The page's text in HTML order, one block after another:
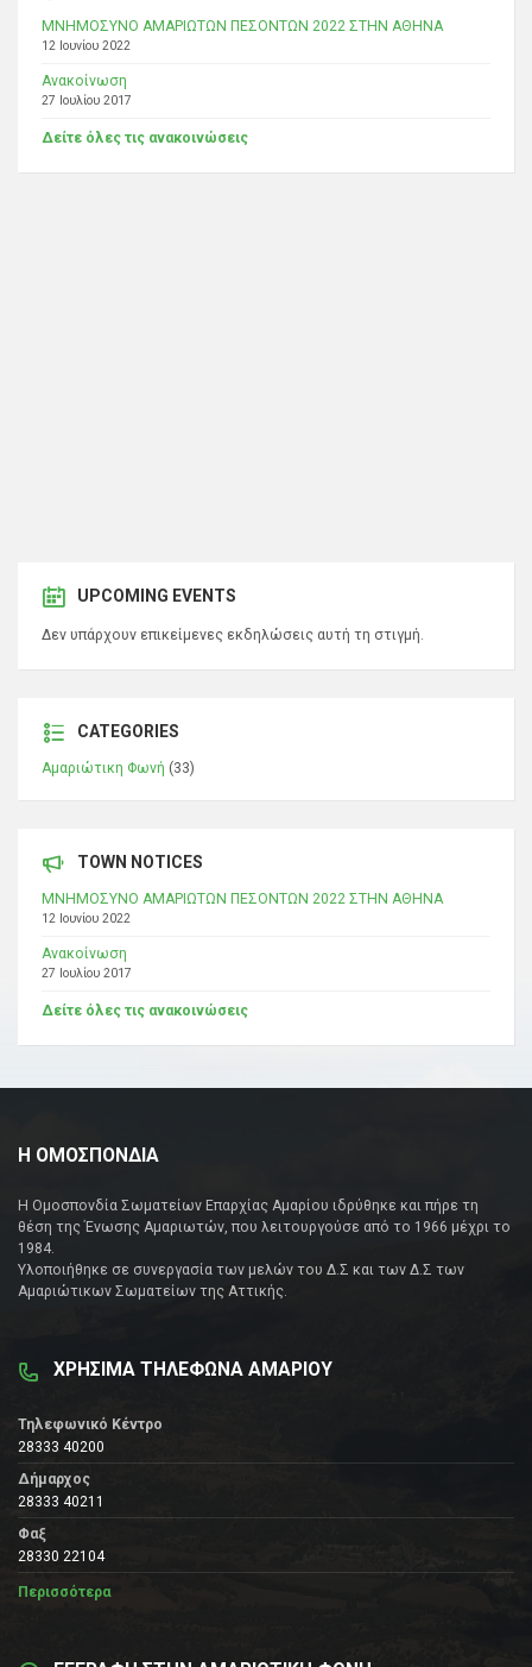
ΜΝΗΜΟΣΥΝΟ ΑΜΑΡΙΩΤΩΝ ΠΕΣΟΝΤΩΝ 2022 ΣΤΗΝ ΑΘΗΝΑ
12 Ιουνίου 2022
Ανακοίνωση
27 Ιουλίου 2017
Δείτε όλες τις ανακοινώσεις
UPCOMING EVENTS
Δεν υπάρχουν επικείμενες εκδηλώσεις αυτή τη στιγμή.
CATEGORIES
Αμαριώτικη Φωνή (33)
TOWN NOTICES
ΜΝΗΜΟΣΥΝΟ ΑΜΑΡΙΩΤΩΝ ΠΕΣΟΝΤΩΝ 2022 ΣΤΗΝ ΑΘΗΝΑ
12 Ιουνίου 2022
Ανακοίνωση
27 Ιουλίου 2017
Δείτε όλες τις ανακοινώσεις
Η ΟΜΟΣΠΟΝΔΙΑ
Η Ομοσπονδία Σωματείων Επαρχίας Αμαρίου ιδρύθηκε και πήρε τη
θέση της Ένωσης Αμαριωτών, που λειτουργούσε από το 1966 μέχρι το
1984.
Υλοποιήθηκε σε συνεργασία των μελών του Δ.Σ και των Δ.Σ των
Αμαριώτικων Σωματείων της Αττικής.
ΧΡΗΣΙΜΑ ΤΗΛΕΦΩΝΑ ΑΜΑΡΙΟΥ
Τηλεφωνικό Κέντρο
28333 40200
Δήμαρχος
28333 40211
Φαξ
28330 22104
Περισσότερα